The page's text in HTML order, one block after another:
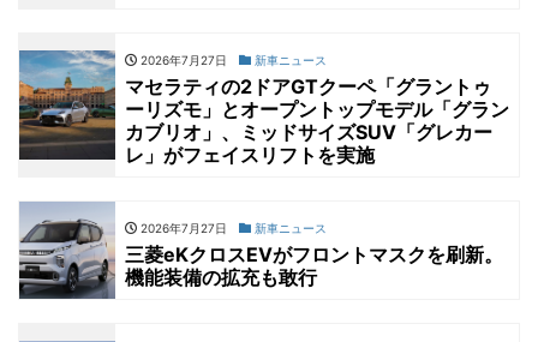
2026年7月27日 新車ニュース
マセラティの2ドアGTクーペ「グラントゥ
ーリズモ」とオープントップモデル「グラン
カブリオ」、ミッドサイズSUV「グレカー
レ」がフェイスリフトを実施
2026年7月27日 新車ニュース
三菱eKクロスEVがフロントマスクを刷新。
機能装備の拡充も敢行